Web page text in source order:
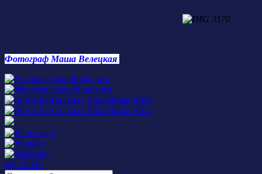
Фотограф Маша Велецкая
БИЛЕТЫ